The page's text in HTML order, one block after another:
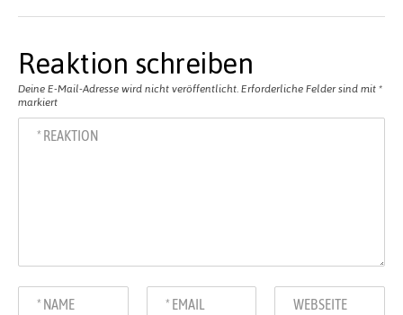
Reaktion schreiben
Deine E-Mail-Adresse wird nicht veröffentlicht. Erforderliche Felder sind mit *
markiert